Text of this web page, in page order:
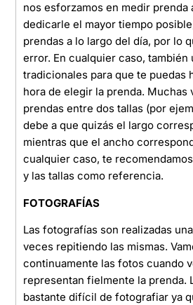
nos esforzamos en medir prenda
dedicarle el mayor tiempo
prendas a lo largo del día, por lo
error. En cualquier caso, también
tradicionales para que te puedas
hora de elegir la prenda. Muchas
prendas entre dos tallas (por
debe a que quizás el largo
mientras que el ancho
cualquier caso, te
y las tallas como referencia.
FOTOGRAFÍAS
Las fotografías son realizadas
veces repitiendo las mismas.
continuamente las fotos cuando
representan fielmente la prenda.
bastante difícil de fotografiar ya